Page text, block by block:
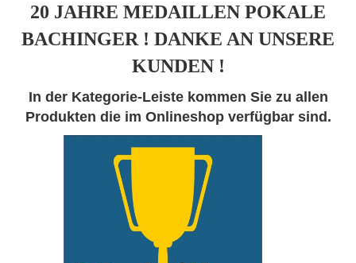
20 JAHRE MEDAILLEN POKALE
BACHINGER ! DANKE AN UNSERE
KUNDEN !
In der Kategorie-Leiste kommen Sie zu allen
Produkten die im Onlineshop verfügbar sind.